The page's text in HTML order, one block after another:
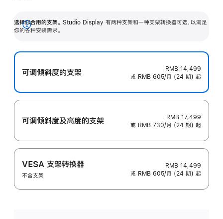
选择你合用的支架。 Studio Display 有两种支架和一种支架转换器可选，以满足
你的各种安装需求。
展
可调倾斜度的支架
RMB 14,499
或 RMB 605/月 (24 期) 起
可调倾斜度及高‍度的支‍架
RMB 17,499
或 RMB 730/月 (24 期) 起
VESA 支架转换器
不含支架
RMB 14,499
或 RMB 605/月 (24 期) 起